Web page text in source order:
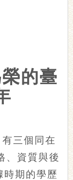
的臺
三個同在
、資質與後
時期的學歷